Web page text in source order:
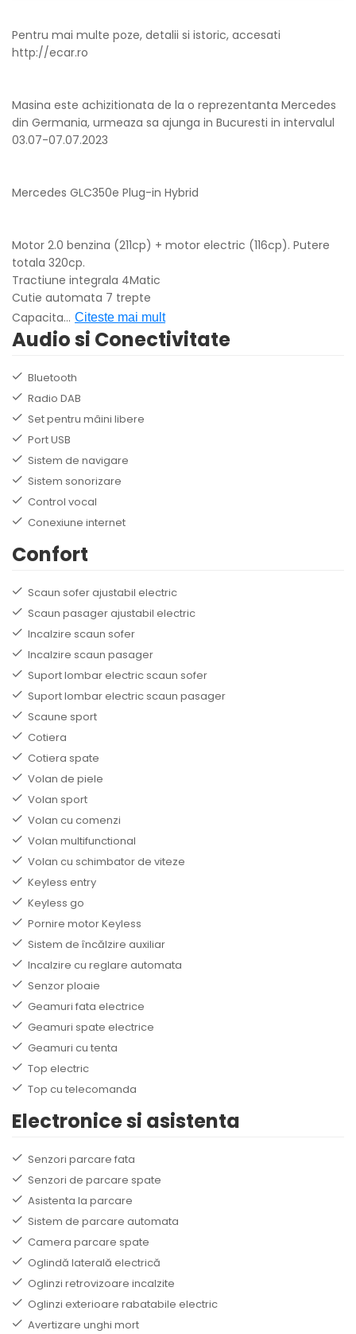
Pentru mai multe poze, detalii si istoric, accesati
http://ecar.ro
Masina este achizitionata de la o reprezentanta Mercedes
din Germania, urmeaza sa ajunga in Bucuresti in intervalul
03.07-07.07.2023
Mercedes GLC350e Plug-in Hybrid
Motor 2.0 benzina (211cp) + motor electric (116cp). Putere
totala 320cp.
Tractiune integrala 4Matic
Cutie automata 7 trepte
Capacita... Citeste mai mult
Audio si Conectivitate
Bluetooth
Radio DAB
Set pentru mâini libere
Port USB
Sistem de navigare
Sistem sonorizare
Control vocal
Conexiune internet
Confort
Scaun sofer ajustabil electric
Scaun pasager ajustabil electric
Incalzire scaun sofer
Incalzire scaun pasager
Suport lombar electric scaun sofer
Suport lombar electric scaun pasager
Scaune sport
Cotiera
Cotiera spate
Volan de piele
Volan sport
Volan cu comenzi
Volan multifunctional
Volan cu schimbator de viteze
Keyless entry
Keyless go
Pornire motor Keyless
Sistem de încălzire auxiliar
Incalzire cu reglare automata
Senzor ploaie
Geamuri fata electrice
Geamuri spate electrice
Geamuri cu tenta
Top electric
Top cu telecomanda
Electronice si asistenta
Senzori parcare fata
Senzori de parcare spate
Asistenta la parcare
Sistem de parcare automata
Camera parcare spate
Oglindă laterală electrică
Oglinzi retrovizoare incalzite
Oglinzi exterioare rabatabile electric
Avertizare unghi mort